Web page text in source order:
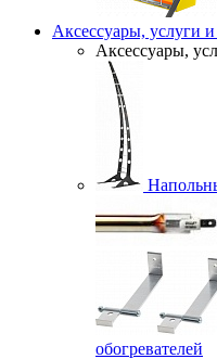
Аксессуары, услуги
Аксессуары,
обогревателей